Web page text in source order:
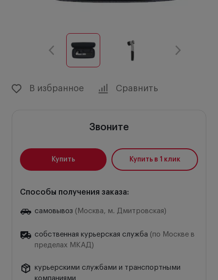
В избранное Сравнить
Звоните
Купить Купить в 1 клик
Способы получения заказа:
самовывоз (Москва, м. Дмитровская)
собственная курьерская служба (по Москве в
пределах МКАД)
курьерскими службами и транспортными
компаниями